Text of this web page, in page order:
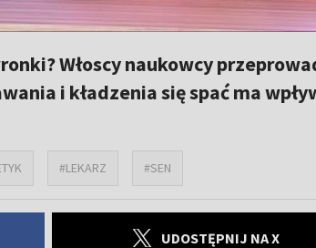
Włoscy naukowcy
i kładzenia się spać ma
#LEKARZ #SEN
UDOSTĘPNIJ NA X